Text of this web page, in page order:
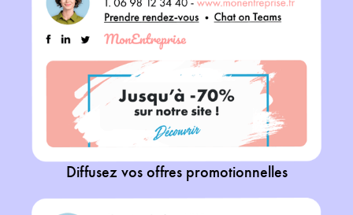
Diffusez vos offres promotionnelles